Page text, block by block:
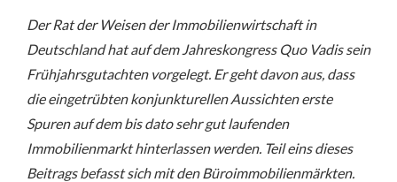
Der Rat der Weisen der Immobilienwirtschaft in
Deutschland hat auf dem Jahreskongress Quo Vadis sein
Frühjahrsgutachten vorgelegt. Er geht davon aus, dass
die eingetrübten konjunkturellen Aussichten erste
Spuren auf dem bis dato sehr gut laufenden
Immobilienmarkt hinterlassen werden. Teil eins dieses
Beitrags befasst sich mit den Büroimmobilienmärkten.